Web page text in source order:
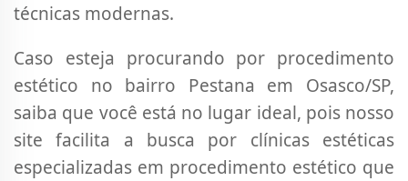
técnicas modernas.
Caso esteja procurando por procedimento
estético no bairro Pestana em Osasco/SP,
saiba que você está no lugar ideal, pois nosso
site facilita a busca por clínicas estéticas
especializadas em procedimento estético que